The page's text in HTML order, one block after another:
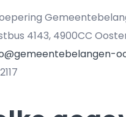
4143, 4900CC